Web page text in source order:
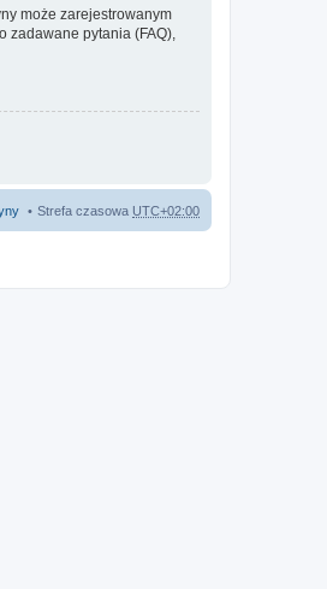
może zarejestrowanym
pytania (FAQ),
Strefa czasowa UTC+02:00